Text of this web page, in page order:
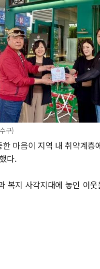
구)
마음이 지역 내 취약계층
다.
복지 사각지대에 놓인 이